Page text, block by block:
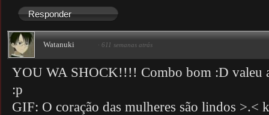
Responder
Watanuki · 611 semanas atrás
YOU WA SHOCK!!!! Combo bom :D valeu
:p
GIF: O coração das mulheres são lindos >.<